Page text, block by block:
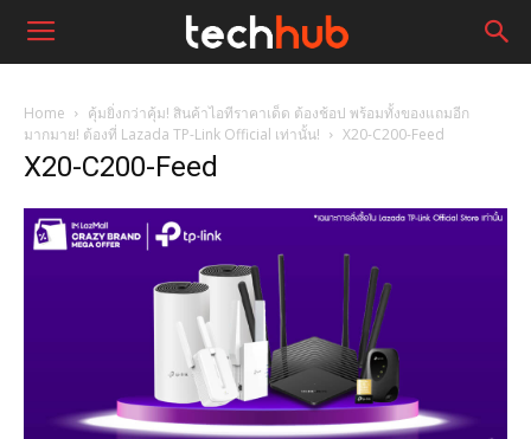
Home
คุ้มยิ่งกว่าคุ้ม! สินค้าไอทีราคาเด็ด ต้องช้อป พร้อมทั้งของแถมอีก
มากมาย! ต้องที่ Lazada TP-Link Official เท่านั้น!
X20-C200-Feed
X20-C200-Feed